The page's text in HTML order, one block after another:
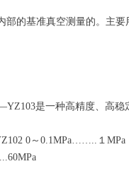
部的基准真空测量的。主
是一种高精度、高
0～0.1MPa……..１MPa